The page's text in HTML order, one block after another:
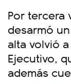
Por tercera
desarmó
alta volvió
Ejecutivo,
además